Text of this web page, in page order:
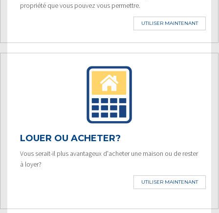
propriété que vous pouvez vous permettre.
UTILISER MAINTENANT
LOUER OU ACHETER?
Vous serait-il plus avantageux d'acheter une maison ou de rester
à loyer?
UTILISER MAINTENANT